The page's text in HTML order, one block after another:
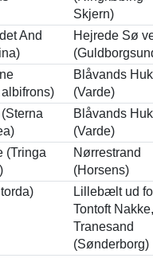
Skjern)
And
Hejrede Sø
Blåvands Huk
(Varde)
Blåvands Huk
(Varde)
(Tringa
Nørrestrand
(Horsens)
Lillebælt ud
Tontoft
Tranesand
(Sønderborg)